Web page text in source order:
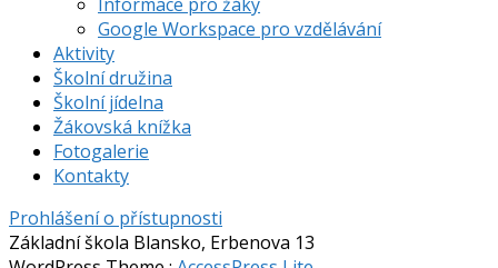
Google Workspace pro vzdělávání
Aktivity
Školní družina
Školní jídelna
Žákovská knížka
Fotogalerie
Kontakty
Prohlášení o přístupnosti
Základní škola Blansko, Erbenova 13